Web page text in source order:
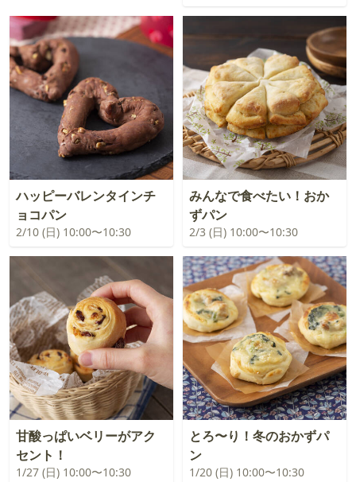
ハッピーバレンタインチ
ョコパン
2/10 (日) 10:00〜10:30
みんなで食べたい！おか
ずパン
2/3 (日) 10:00〜10:30
甘酸っぱいベリーがアク
セント！
1/27 (日) 10:00〜10:30
とろ〜り！冬のおかずパ
ン
1/20 (日) 10:00〜10:30